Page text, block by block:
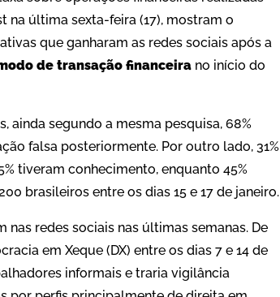
na última sexta-feira (17), mostram o
que ganharam as redes sociais após a
de transação financeirano início do
ainda segundo a mesma pesquisa, 68%
falsa posteriormente. Por outro lado, 31%
tiveram conhecimento, enquanto 45%
brasileiros entre os dias 15 e 17 de janeiro.
redes sociais nas últimas semanas. De
em Xeque (DX) entre os dias 7 e 14 de
informais e traria vigilância